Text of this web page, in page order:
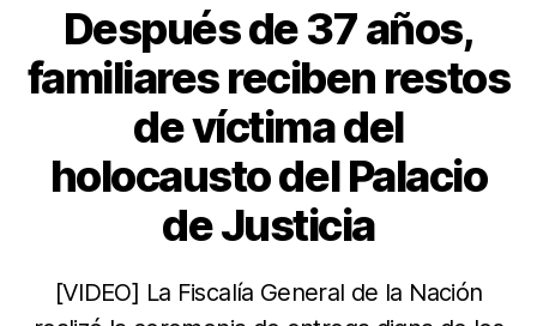
Después de 37 años,
familiares reciben restos
de víctima del
holocausto del Palacio
de Justicia
[VIDEO] La Fiscalía General de la Nación